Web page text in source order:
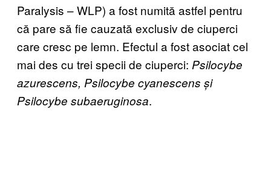
Paralysis – WLP) a fost numită astfel pentru
că pare să fie cauzată exclusiv de ciuperci
care cresc pe lemn. Efectul a fost asociat cel
mai des cu trei specii de ciuperci: Psilocybe
azurescens, Psilocybe cyanescens și
Psilocybe subaeruginosa.